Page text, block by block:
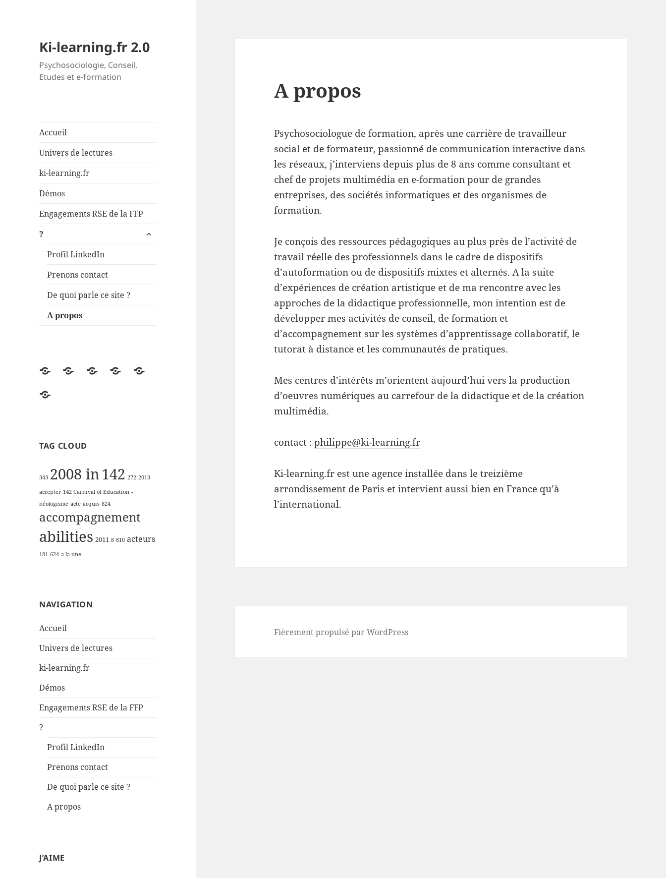
Ki-learning.fr 2.0
Psychosociologie, Conseil,
Etudes et e-formation
Accueil
Univers de lectures
ki-learning.fr
Démos
Engagements RSE de la FFP
?
ouvrir
Profil LinkedIn
Prenons contact
De quoi parle ce site ?
A propos
AccueilUnivers
ki-
DémosEngagements
?
TAG CLOUD
343 2008 in142 272 2013
accepter 142 Carnival of Education -
néologisme acte acquis 824
accompagnement
abilities 2011 8 810 acteurs
181 624 a-la-une
NAVIGATION
Accueil
Univers de lectures
ki-learning.fr
Démos
Engagements RSE de la FFP
?
Profil LinkedIn
Prenons contact
De quoi parle ce site ?
A propos
J’AIME
A propos
Psychosociologue de formation, après une carrière de travailleur
social et de formateur, passionné de communication interactive dans
les réseaux, j’interviens depuis plus de 8 ans comme consultant et
chef de projets multimédia en e-formation pour de grandes
entreprises, des sociétés informatiques et des organismes de
formation.
Je conçois des ressources pédagogiques au plus près de l’activité de
travail réelle des professionnels dans le cadre de dispositifs
d’autoformation ou de dispositifs mixtes et alternés. A la suite
d’expériences de création artistique et de ma rencontre avec les
approches de la didactique professionnelle, mon intention est de
développer mes activités de conseil, de formation et
d’accompagnement sur les systèmes d’apprentissage collaboratif, le
tutorat à distance et les communautés de pratiques.
Mes centres d’intérêts m’orientent aujourd’hui vers la production
d’oeuvres numériques au carrefour de la didactique et de la création
multimédia.
contact :philippe@ki-learning.fr
Ki-learning.fr est une agence installée dans le treizième
arrondissement de Paris et intervient aussi bien en France qu’à
l’international.
Fièrement propulsé par WordPress